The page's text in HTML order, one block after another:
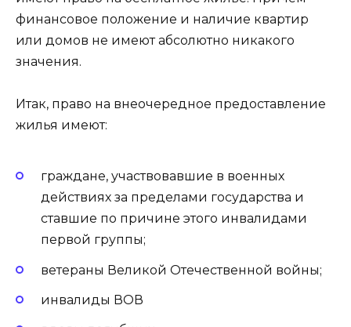
финансовое положение и наличие квартир
или домов не имеют абсолютно никакого
значения.
Итак, право на внеочередное предоставление
жилья имеют:
граждане, участвовавшие в военных
действиях за пределами государства и
ставшие по причине этого инвалидами
первой группы;
ветераны Великой Отечественной войны;
инвалиды ВОВ